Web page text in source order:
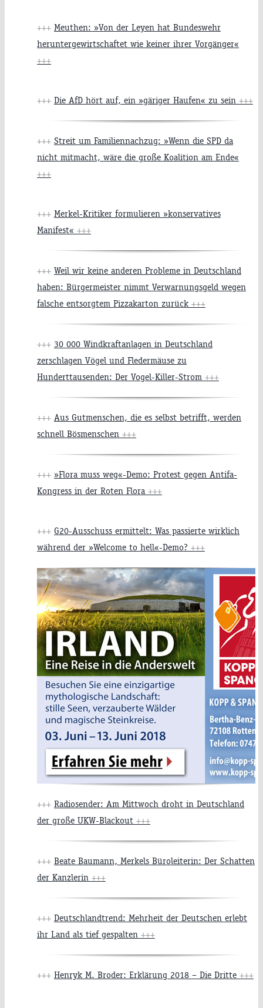
+++ Meuthen: »Von der Leyen hat Bundeswehr
heruntergewirtschaftet wie keiner ihrer Vorgänger«
+++
+++ Die AfD hört auf, ein »gäriger Haufen« zu sein +++
+++ Streit um Familiennachzug: »Wenn die SPD da
nicht mitmacht, wäre die große Koalition am Ende«
+++
+++ Merkel-Kritiker formulieren »konservatives
Manifest« +++
+++ Weil wir keine anderen Probleme in Deutschland
haben: Bürgermeister nimmt Verwarnungsgeld wegen
falsche entsorgtem Pizzakarton zurück +++
+++ 30 000 Windkraftanlagen in Deutschland
zerschlagen Vögel und Fledermäuse zu
Hunderttausenden: Der Vogel-Killer-Strom +++
+++ Aus Gutmenschen, die es selbst betrifft, werden
schnell Bösmenschen +++
+++ »Flora muss weg«-Demo: Protest gegen Antifa-
Kongress in der Roten Flora +++
+++ G20-Ausschuss ermittelt: Was passierte wirklich
während der »Welcome to hell«-Demo? +++
+++ Radiosender: Am Mittwoch droht in Deutschland
der große UKW-Blackout +++
+++ Beate Baumann, Merkels Büroleiterin: Der Schatten
der Kanzlerin +++
+++ Deutschlandtrend: Mehrheit der Deutschen erlebt
ihr Land als tief gespalten +++
+++ Henryk M. Broder: Erklärung 2018 – Die Dritte +++